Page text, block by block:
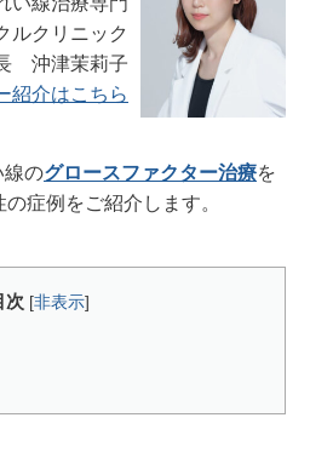
ルクリニック
沖津茉莉子
紹介はこちら
線のグロースファクター治療を
症例をご紹介します。
次 [非表示]